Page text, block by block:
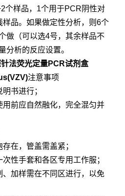
个样品，1个用于PCR阴性对
样品。如果做定性分析，则6个
做（可以选4号，其余样品不
分析的反应设置。
法荧光定量PCR试剂盒
注意事项
书进行；
用前应自然融化，完全混匀并
在，管盖需盖紧；
性手套和各区专用工作服；
加样需在不同区进行，以免